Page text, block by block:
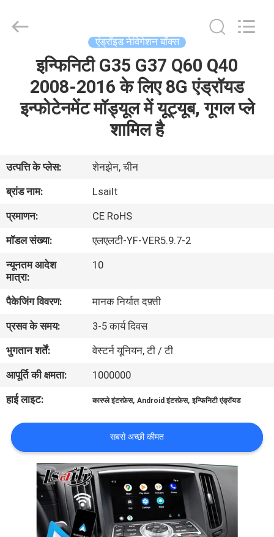
उत्पादों
हमारे
कारखाना
भ्रमण
गुणवत्ता
नियंत्रण
संपर्क
करें
समाचार
मामलों
साइटमैप
Electron
Co.,Ltd.
एंड्रॉइड नेविगेशन बॉक्स
इन्फिनिटी G35 G37 Q60 Q40
2008-2016 के लिए 8G एंड्रॉयड
इन्फोटेनमेंट मॉड्यूल में यूट्यूब, गूगल प्ले
शामिल है
उत्पत्ति के प्लेस:
शेनझेन, चीन
ब्रांड नाम:
Lsailt
प्रमाणन:
CE RoHS
मॉडल संख्या:
एलएलटी-YF-VER5.9.7-2
न्यूनतम आदेश
मात्रा:
10
पैकेजिंग विवरण:
मानक निर्यात दफ़्ती
प्रसव के समय:
3-5 कार्य दिवस
भुगतान शर्तें:
वेस्टर्न यूनियन, टी / टी
आपूर्ति की क्षमता:
1000000
हाई लाइट:
कारप्ले इंटरफ़ेस,Android इंटरफ़ेस,इन्फिनिटी एंड्रॉयड
सबसे अच्छी कीमत